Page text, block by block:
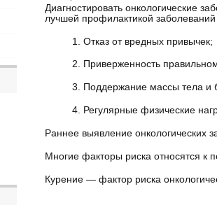
Диагностировать онкологические
лучшей профилактикой
Отказ от вредных привычек;
Приверженность
Поддержание массы тела и
Регулярные физические
Раннее выявление онкологических
Многие факторы риска относятся к
Курение — фактор риска